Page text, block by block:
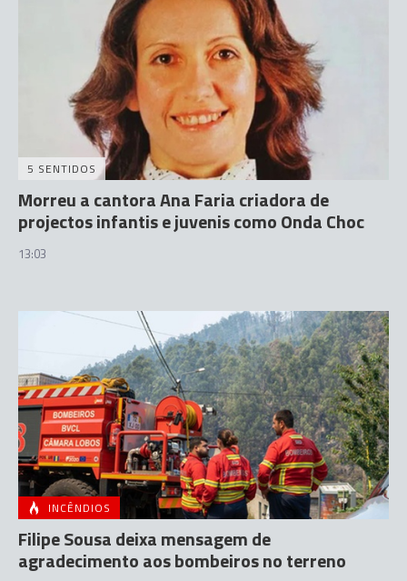
5 SENTIDOS
Morreu a cantora Ana Faria criadora de
projectos infantis e juvenis como Onda Choc
13:03
INCÊNDIOS
Filipe Sousa deixa mensagem de
agradecimento aos bombeiros no terreno